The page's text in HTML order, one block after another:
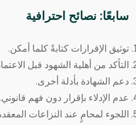
سابعًا: نصائح احترافية
توثيق الإقرارات كتابةً كلما أمكن.
التأكد من أهلية الشهود قبل
دعم الشهادة بأدلة أخرى.
عدم الإدلاء بإقرار دون فهم قانوني.
اللجوء لمحامٍ عند النزاعات